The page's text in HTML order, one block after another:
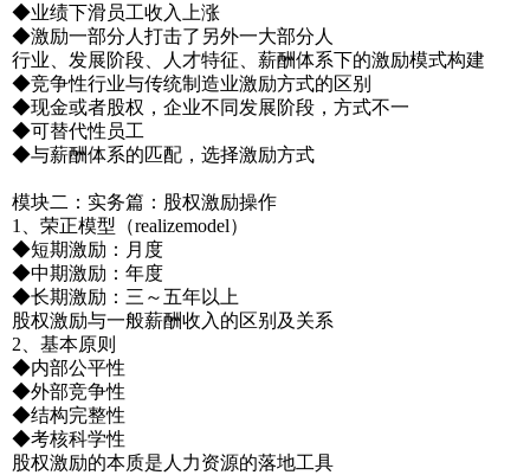
◆业绩下滑员工收入上涨
◆激励一部分人打击了另外一大部分人
行业、发展阶段、人才特征、薪酬体系下的激励模式构建
◆竞争性行业与传统制造业激励方式的区别
◆现金或者股权，企业不同发展阶段，方式不一
◆可替代性员工
◆与薪酬体系的匹配，选择激励方式
模块二：实务篇：股权激励操作
1、荣正模型（realizemodel）
◆短期激励：月度
◆中期激励：年度
◆长期激励：三～五年以上
股权激励与一般薪酬收入的区别及关系
2、基本原则
◆内部公平性
◆外部竞争性
◆结构完整性
◆考核科学性
股权激励的本质是人力资源的落地工具